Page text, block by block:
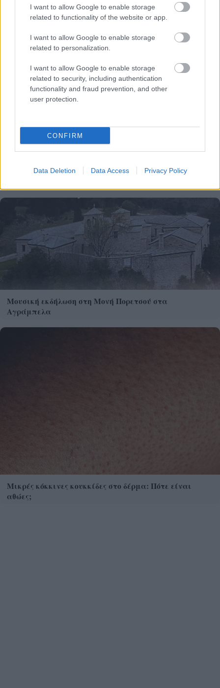
I want to allow Google to enable storage
related to functionality of the website or app.
I want to allow Google to enable storage
related to personalization.
I want to allow Google to enable storage
related to security, including authentication
functionality and fraud prevention, and other
user protection.
CONFIRM
Data Deletion Data Access Privacy Policy
Ελαστικά & Καλοκαίρι: Πώς να ελέγξετε τα λάστιχα
Μουσική εκδήλωση στη Μονή Πορετσού στα
Αγράμπελα
Μικρές κόκκινες κουκκίδες στο δέρμα: Πότε είναι
αθώες;